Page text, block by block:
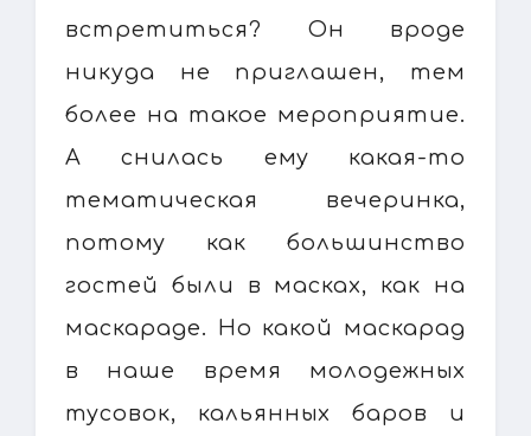
встретиться? Он вроде
никуда не приглашен, тем
более на такое мероприятие.
А снилась ему какая-то
тематическая вечеринка,
потому как большинство
гостей были в масках, как на
маскараде. Но какой маскарад
в наше время молодежных
тусовок, кальянных баров и